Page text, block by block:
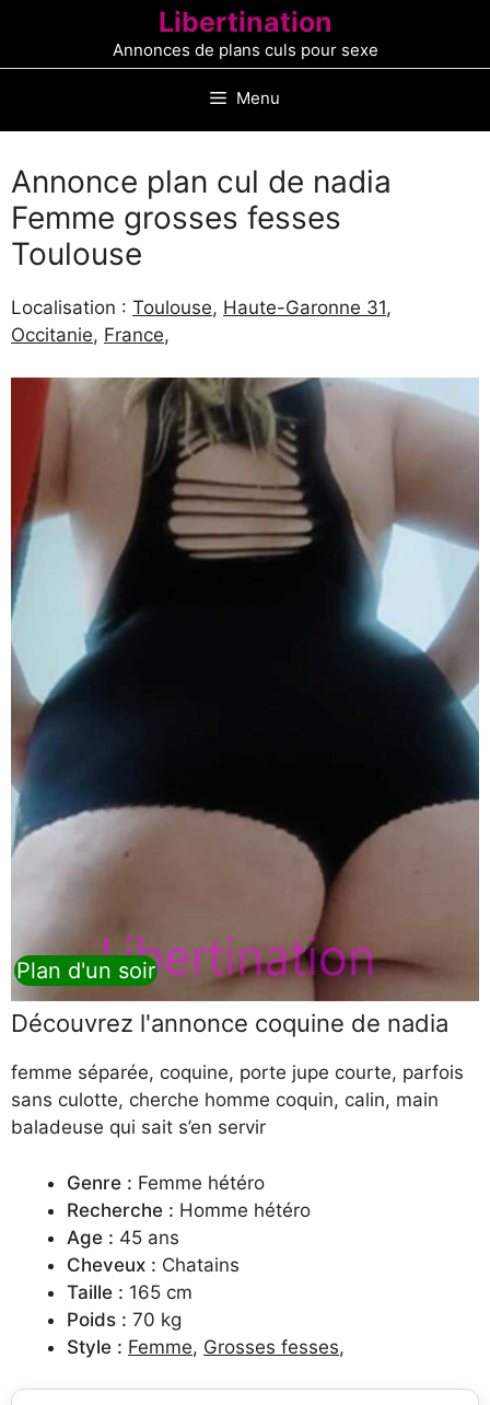
contenu
Libertination
Annonces de plans culs pour sexe
Menu
Annonce plan cul de nadia
Femme grosses fesses
Toulouse
Localisation : Toulouse, Haute-Garonne 31,
Occitanie, France,
Plan d'un soir
Découvrez l'annonce coquine de nadia
femme séparée, coquine, porte jupe courte, parfois
sans culotte, cherche homme coquin, calin, main
baladeuse qui sait s’en servir
Genre : Femme hétéro
Recherche : Homme hétéro
Age : 45 ans
Cheveux : Chatains
Taille : 165 cm
Poids : 70 kg
Style : Femme, Grosses fesses,